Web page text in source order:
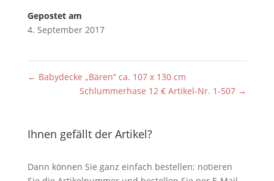
Gepostet am
4. September 2017
← Babydecke „Bären“ ca. 107 x 130 cm
Schlummerhase 12 € Artikel-Nr. 1-507 →
Ihnen gefällt der Artikel?
Dann können Sie ganz einfach bestellen: notieren